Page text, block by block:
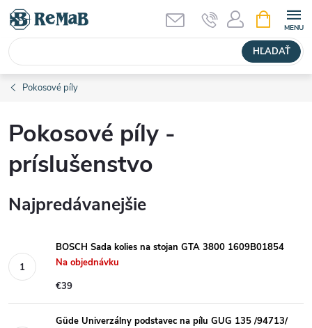
Prejsť
obsah
HĽADAŤ
KOŠÍK
Pokosové píly
Pokosové píly -
príslušenstvo
Najpredávanejšie
BOSCH Sada kolies na stojan GTA 3800 1609B01854
Na objednávku
€39
Güde Univerzálny podstavec na pílu GUG 135 /94713/